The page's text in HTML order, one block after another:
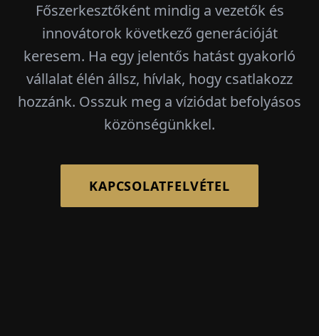
Főszerkesztőként mindig a vezetők és
innovátorok következő generációját
keresem. Ha egy jelentős hatást gyakorló
vállalat élén állsz, hívlak, hogy csatlakozz
hozzánk. Osszuk meg a víziódat befolyásos
közönségünkkel.
KAPCSOLATFELVÉTEL